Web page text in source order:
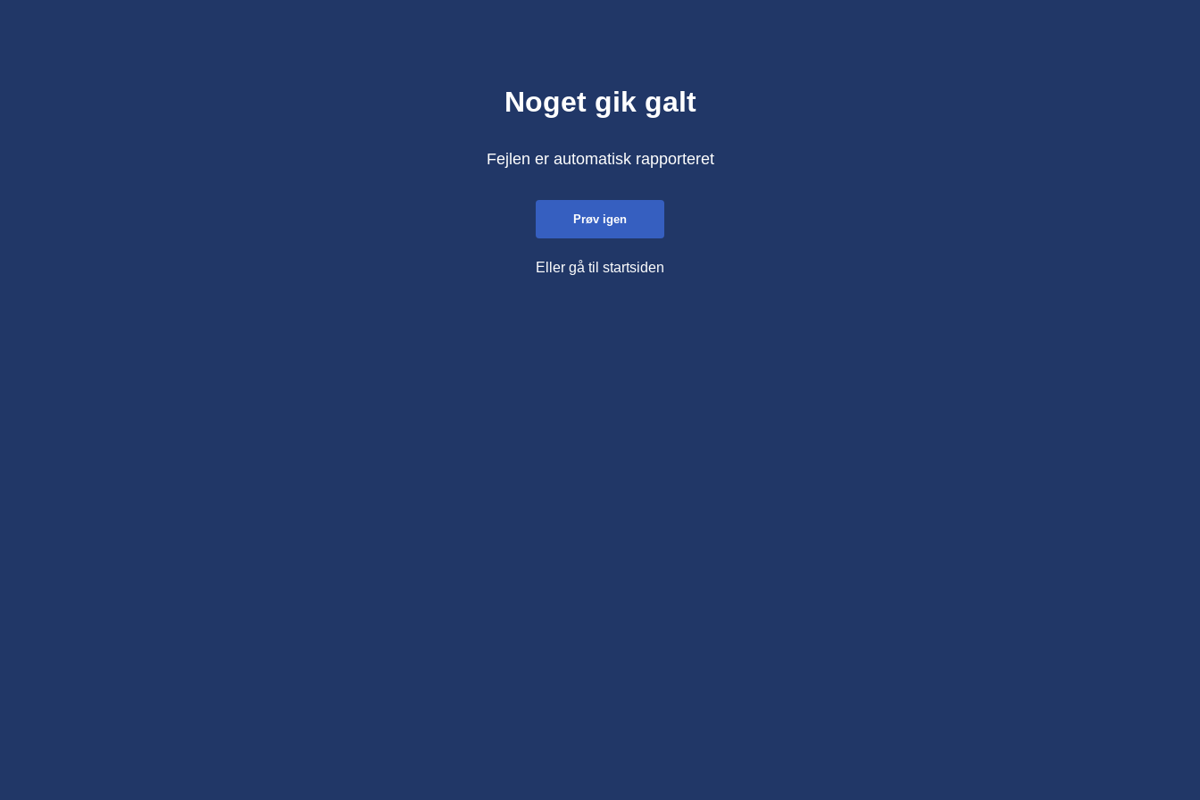
Noget gik galt
Fejlen er automatisk rapporteret
Prøv igen
Eller gå til startsiden